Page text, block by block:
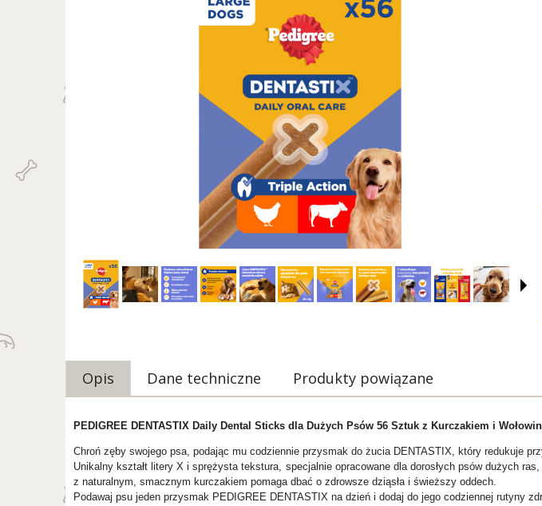
Opis Dane techniczne Produkty powiązane
PEDIGREE DENTASTIX Daily Dental Sticks dla Dużych Psów 56 Sztuk z Kurczakiem i
Chroń zęby swojego psa, podając mu codziennie przysmak do żucia DENTASTIX, który redukuje
Unikalny kształt litery X i sprężysta tekstura, specjalnie opracowane dla dorosłych psów dużych
z naturalnym, smacznym kurczakiem pomaga dbać o zdrowsze dziąsła i świeższy oddech.
Podawaj psu jeden przysmak PEDIGREE DENTASTIX na dzień i dodaj do jego codziennej rutyny